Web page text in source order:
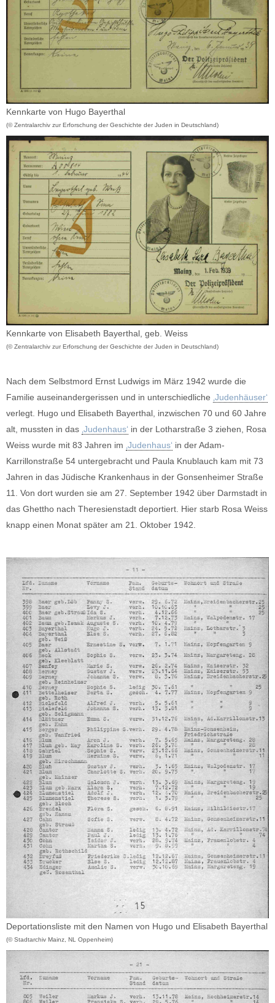
Kennkarte von Hugo Bayerthal
(© Zentralarchiv zur Erforschung der Geschichte der Juden in Deutschland)
Kennkarte von Elisabeth Bayerthal, geb. Weiss
(© Zentralarchiv zur Erforschung der Geschichte der Juden in Deutschland)
Nach dem Selbstmord Ernst Ludwigs im März 1942 wurde die
Familie auseinandergerissen und in unterschiedliche ‚Judenhäuser‘
verlegt. Hugo und Elisabeth Bayerthal, inzwischen 70 und 60 Jahre
alt, mussten in das ‚Judenhaus‘ in der Lotharstraße 3 ziehen, Rosa
Weiss wurde mit 83 Jahren im ‚Judenhaus‘ in der Adam-
Karrillonstraße 54 untergebracht und Paula Knublauch kam mit 73
Jahren in das Jüdische Krankenhaus in der Gonsenheimer Straße
11. Von dort wurden sie am 27. September 1942 über Darmstadt in
das Ghettho nach Theresienstadt deportiert. Hier starb Rosa Weiss
knapp einen Monat später am 21. Oktober 1942.
Deportationsliste mit den Namen von Hugo und Elisabeth Bayerthal
(© Stadtarchiv Mainz, NL Oppenheim)